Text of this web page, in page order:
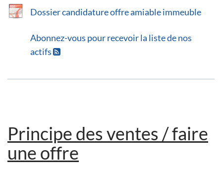
Dossier candidature offre amiable immeuble
Abonnez-vous pour recevoir la liste de nos
actifs
Principe des ventes / faire
une offre